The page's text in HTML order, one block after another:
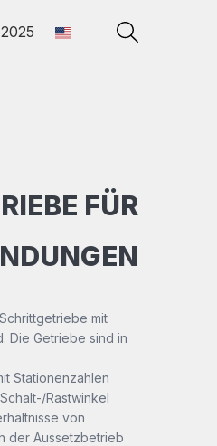
FÜR
mit
Die Getriebe sind in
Stationenzahlen
Rastwinkel
von
der Aussetzbetrieb